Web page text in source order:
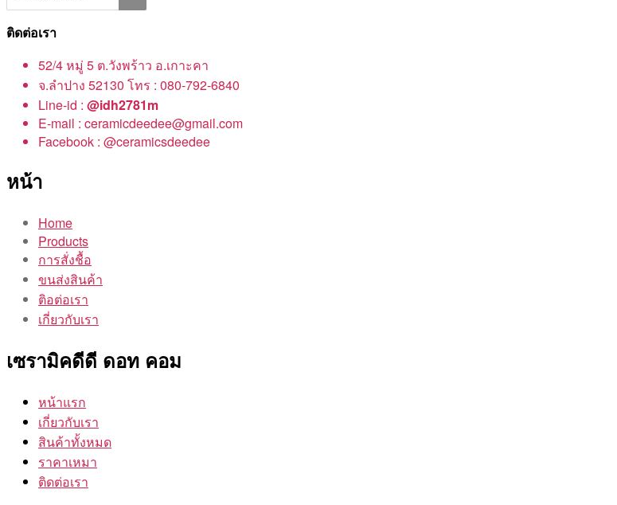
ติดต่อเรา
52/4 หมู่ 5 ต.วังพร้าว อ.เกาะคา
จ.ลำปาง 52130 โทร : 080-792-6840
Line-id : @idh2781m
E-mail : ceramicdeedee@gmail.com
Facebook : @ceramicsdeedee
หน้า
Home
Products
การสั่งชื้อ
ขนส่งสินค้า
ติอต่อเรา
เกี่ยวกับเรา
เซรามิคดีดี ดอท คอม
หน้าแรก
เกี่ยวกับเรา
สินค้าทั้งหมด
ราคาเหมา
ติดต่อเรา